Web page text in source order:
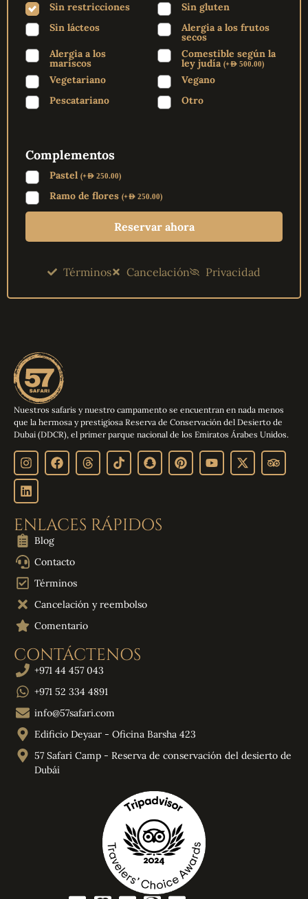
Sin restricciones
Sin gluten
Sin lácteos
Alergia a los frutos
secos
Alergia a los
mariscos
Comestible según la
ley judía (+AED 500.00)
Vegetariano
Vegano
Pescatariano
Otro
Complementos
Pastel (+AED 250.00)
Ramo de flores (+AED 250.00)
Reservar ahora
Términos Cancelación Privacidad
Nuestros safaris y nuestro campamento se encuentran en nada menos
que la hermosa y prestigiosa Reserva de Conservación del Desierto de
Dubai (DDCR), el primer parque nacional de los Emiratos Árabes Unidos.
ENLACES RÁPIDOS
Blog
Contacto
Términos
Cancelación y reembolso
Comentario
CONTÁCTENOS
+971 44 457 043
+971 52 334 4891
info@57safari.com
Edificio Deyaar - Oficina Barsha 423
57 Safari Camp - Reserva de conservación del desierto de
Dubái